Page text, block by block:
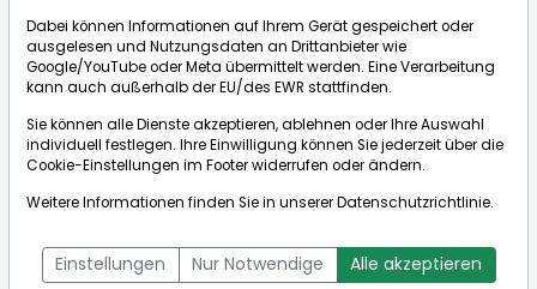
Börse:
O.N.
[WKN: A2NB60 | ISIN:
DE000A2NB601]
Bid:39,220€Ask:39,380€
Dabei können Informationen auf Ihrem Gerät gespeichert oder
ausgelesen und Nutzungsdaten an Drittanbieter wie
Google/YouTube oder Meta übermittelt werden. Eine Verarbeitung
kann auch außerhalb der EU/des EWR stattfinden.
Sie können alle Dienste akzeptieren, ablehnen oder Ihre Auswahl
individuell festlegen. Ihre Einwilligung können Sie jederzeit über die
Cookie-Einstellungen im Footer widerrufen oder ändern.
Weitere Informationen finden Sie in unsererDatenschutzrichtlinie.
Einstellungen Nur Notwendige Alle akzeptieren